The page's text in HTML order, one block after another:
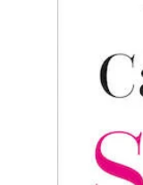
2,86
del PIL,